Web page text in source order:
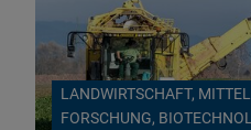
LANDWIRTSCHAFT,
FORSCHUNG,